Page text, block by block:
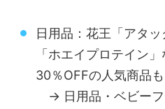
日用品：花王「アタ
「ホエイプロテイン
30％OFFの人気商品も
→ 日用品・ベビーフ